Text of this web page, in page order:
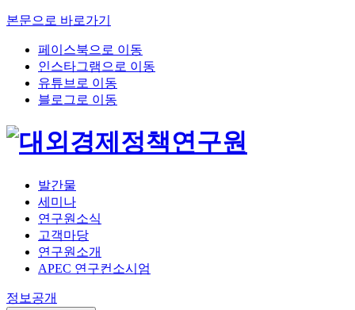
본문으로 바로가기
페이스북으로 이동
인스타그램으로 이동
유튜브로 이동
블로그로 이동
발간물
세미나
연구원소식
고객마당
연구원소개
APEC 연구컨소시엄
정보공개